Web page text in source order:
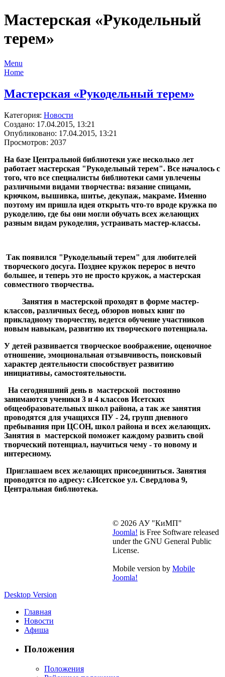
Мастерская «Рукодельный
терем»
Menu
Home
Мастерская «Рукодельный терем»
Категория: Новости
Создано: 17.04.2015, 13:21
Опубликовано: 17.04.2015, 13:21
Просмотров: 2037
На базе Центральной библиотеки уже несколько лет
работает мастерская "Рукодельный терем". Все началось с
того, что все специалисты библиотеки сами увлечены
различными видами творчества: вязание спицами,
крючком, вышивка, шитье, декупаж, макраме. Именно
поэтому им пришла идея открыть что-то вроде кружка по
рукоделию, где бы они могли обучать всех желающих
разным видам рукоделия, устраивать мастер-классы.
Так появился "Рукодельный терем" для любителей
творческого досуга. Позднее кружок перерос в нечто
большее, и теперь это не просто кружок, а мастерская
совместного творчества.
Занятия в мастерской проходят в форме мастер-
классов, различных бесед, обзоров новых книг по
прикладному творчеству, ведется обучение участников
новым навыкам, развитию их творческого потенциала.
У детей развивается творческое воображение, оценочное
отношение, эмоциональная отзывчивость, поисковый
характер деятельности способствует развитию
инициативы, самостоятельности.
На сегодняшний день в мастерской постоянно
занимаются ученики 3 и 4 классов Исетских
общеобразовательных школ района, а так же занятия
проводятся для учащихся ПУ - 24, групп дневного
пребывания при ЦСОН, школ района и всех желающих.
Занятия в мастерской поможет каждому развить свой
творческий потенциал, научиться чему - то новому и
интересному.
Приглашаем всех желающих присоединиться. Занятия
проводятся по адресу: с.Исетское ул. Свердлова 9,
Центральная библиотека.
© 2026 АУ "КиМП"
Joomla! is Free Software released
under the GNU General Public
License.
Mobile version by Mobile
Joomla!
Desktop Version
Главная
Новости
Афиша
Положения
Положения